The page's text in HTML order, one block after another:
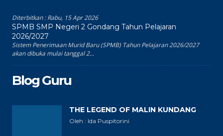
Diterbitkan :Rabu, 15 Apr 2026
SPMB SMP Negeri 2 Gondang Tahun Pelajaran
2026/2027
Sistem Penerimaan Murid Baru (SPMB) Tahun Pelajaran 2026/2027
akan dibuka mulai tanggal 2...
Blog Guru
THE LEGEND OF MALIN KUNDANG
Oleh : Ida Puspitorini